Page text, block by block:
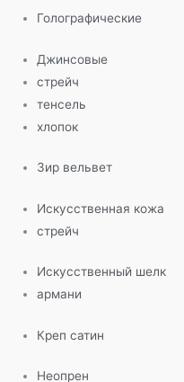
Голографические
Джинсовые
стрейч
тенсель
хлопок
Зир вельвет
Искусственная кожа
стрейч
Искусственный шелк
армани
Креп сатин
Неопрен